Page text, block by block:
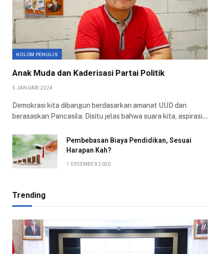
KOLOM PENULIS
Anak Muda dan Kaderisasi Partai Politik
5 JANUARI 2024
Demokrasi kita dibangun berdasarkan amanat UUD dan
berasaskan Pancasila. Disitu jelas bahwa suara kita, aspirasi…
Pembebasan Biaya Pendidikan, Sesuai
Harapan Kah?
1 DESEMBER 2020
Trending